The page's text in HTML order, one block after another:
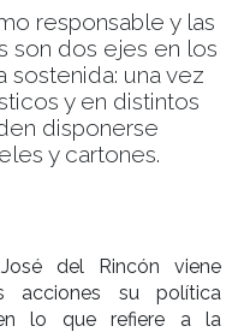
responsable y las
son dos ejes en los
sostenida: una vez
y en distintos
disponerse
y cartones.
del Rincón viene
acciones su política
en lo que refiere a la